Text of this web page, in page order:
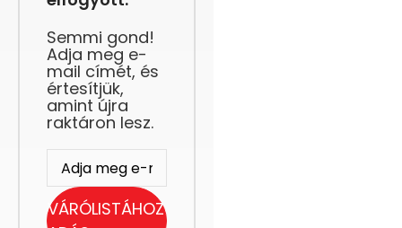
Semmi gond!
Adja meg e-
mail címét, és
értesítjük,
amint újra
raktáron lesz.
VÁRÓLISTÁHOZ